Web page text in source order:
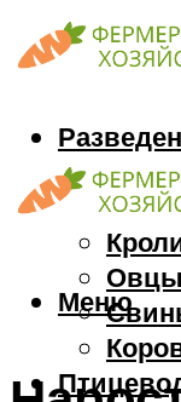
Козы
Кони
Овцы
Меню